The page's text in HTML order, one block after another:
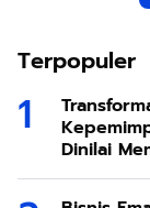
Terpopuler
Dinilai